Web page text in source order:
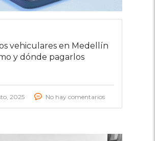
vehiculares en Medellín
y dónde pagarlos
2025 No hay comentarios